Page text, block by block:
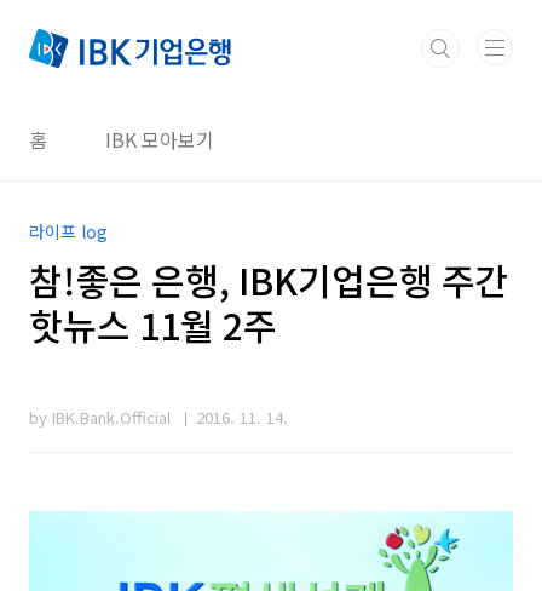
홈 IBK 모아보기
라이프 log
참!좋은 은행, IBK기업은행 주간
핫뉴스 11월 2주
by IBK.Bank.Official 2016. 11. 14.